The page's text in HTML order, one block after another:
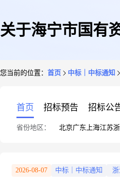
关于海宁市国有
您当前的位置： 首页 中标｜中标通知
首页 招标预告 招标公
省份地区： 北京广东 上海江苏
2026-08-07 中标｜中标通知